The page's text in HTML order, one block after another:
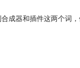
成器和插件这两个词